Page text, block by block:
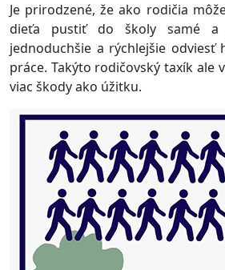
Je prirodzené, že ako rodičia
dieťa pustiť do školy samé
jednoduchšie a rýchlejšie odviesť
práce. Takýto rodičovský taxík ale
viac škody ako úžitku.